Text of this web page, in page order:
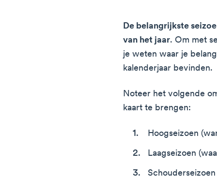
De belangrijkste
van het jaar. Om met
je weten waar je
kalenderjaar bevinden.
Noteer het volgende
kaart te brengen:
Hoogseizoen
Laagseizoen